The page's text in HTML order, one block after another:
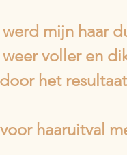
mijn haar
voller en
het
haaruitval